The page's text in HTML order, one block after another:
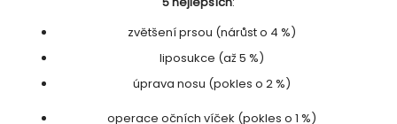
zvětšení prsou (nárůst o 4 %)
liposukce (až 5 %)
úprava nosu (pokles o 2 %)
operace očních víček (pokles o 1 %)